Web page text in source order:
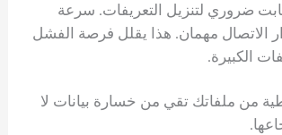
ضروري لتنزيل التعريفات. سرعة
الاتصال مهمان. هذا يقلل فرصة الفشل
الكبيرة.
من ملفاتك تقي من خسارة بيانات لا